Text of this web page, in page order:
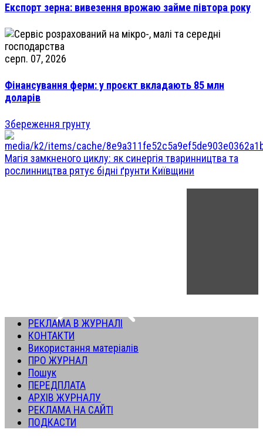
Експорт зерна: вивезення врожаю займе півтора року
серп. 07, 2026
Фінансування ферм: у проєкт вкладають 85 млн
доларів
Збереження грунту
Магія замкненого циклу: як синергія тваринництва та
рослинництва рятує бідні ґрунти Київщини
РЕКЛАМА В ЖУРНАЛІ
КОНТАКТИ
Використання матеріалів
ПРО ЖУРНАЛ
Пошук
ПЕРЕДПЛАТА
АРХІВ ЖУРНАЛУ
РЕКЛАМА НА САЙТІ
ПОДКАСТИ